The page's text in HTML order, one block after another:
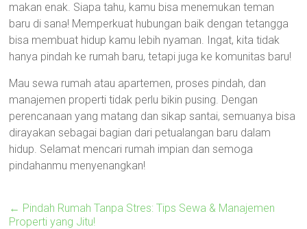
makan enak. Siapa tahu, kamu bisa menemukan teman
baru di sana! Memperkuat hubungan baik dengan tetangga
bisa membuat hidup kamu lebih nyaman. Ingat, kita tidak
hanya pindah ke rumah baru, tetapi juga ke komunitas baru!
Mau sewa rumah atau apartemen, proses pindah, dan
manajemen properti tidak perlu bikin pusing. Dengan
perencanaan yang matang dan sikap santai, semuanya bisa
dirayakan sebagai bagian dari petualangan baru dalam
hidup. Selamat mencari rumah impian dan semoga
pindahanmu menyenangkan!
← Pindah Rumah Tanpa Stres: Tips Sewa & Manajemen
Properti yang Jitu!